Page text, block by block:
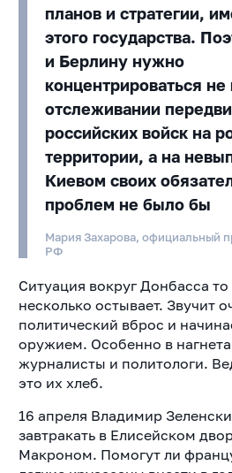
планов и стратегии,
этого государства.
и Берлину нужно
концентрироваться не
отслеживании
российских войск на
территории, а на
Киевом своих
проблем не было бы
Мария Захарова, официальный
РФ
Ситуация вокруг Донбасса то
несколько остывает. Звучит
политический вброс и
оружием. Особенно в
журналисты и политологи.
это их хлеб.
16 апреля Владимир
завтракать в Елисейском
Макроном. Помогут ли